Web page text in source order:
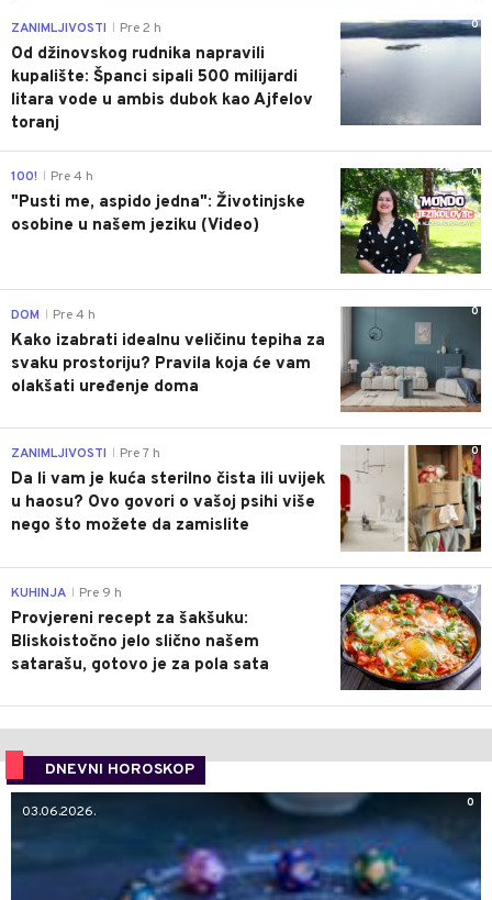
0
ZANIMLJIVOSTI Pre 2 h
Od džinovskog rudnika napravili
kupalište: Španci sipali 500 milijardi
litara vode u ambis dubok kao Ajfelov
toranj
0
100! Pre 4 h
"Pusti me, aspido jedna": Životinjske
osobine u našem jeziku (Video)
0
DOM Pre 4 h
Kako izabrati idealnu veličinu tepiha za
svaku prostoriju? Pravila koja će vam
olakšati uređenje doma
0
ZANIMLJIVOSTI Pre 7 h
Da li vam je kuća sterilno čista ili uvijek
u haosu? Ovo govori o vašoj psihi više
nego što možete da zamislite
0
KUHINJA Pre 9 h
Provjereni recept za šakšuku:
Bliskoistočno jelo slično našem
satarašu, gotovo je za pola sata
DNEVNI HOROSKOP
0
03.06.2026.